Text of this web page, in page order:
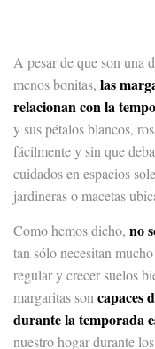
A pesar de que son una
menos bonitas, las
relacionan con la
y sus pétalos blancos,
fácilmente y sin que
cuidados en espacios
jardineras o macetas
Como hemos dicho, no
tan sólo necesitan
regular y crecer suelos
margaritas son capaces
durante la temporada
nuestro hogar durante